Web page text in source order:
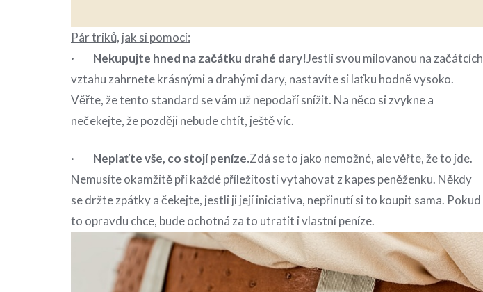
Pár triků, jak si pomoci:
· Nekupujte hned na začátku drahé dary!Jestli svou milovanou na začátcích
vztahu zahrnete krásnými a drahými dary, nastavíte si laťku hodně vysoko.
Věřte, že tento standard se vám už nepodaří snížit. Na něco si zvykne a
nečekejte, že později nebude chtít, ještě víc.
· Neplaťte vše, co stojí peníze.Zdá se to jako nemožné, ale věřte, že to jde.
Nemusíte okamžitě při každé příležitosti vytahovat z kapes peněženku. Někdy
se držte zpátky a čekejte, jestli ji její iniciativa, nepřinutí si to koupit sama. Pokud
to opravdu chce, bude ochotná za to utratit i vlastní peníze.